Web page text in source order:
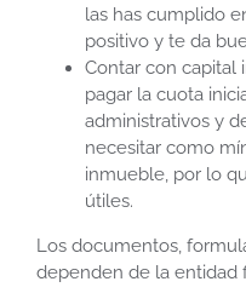
las has cumplido
positivo y te da
Contar con capital
pagar la cuota
administrativos y
necesitar como
inmueble, por lo
útiles.
Los documentos,
dependen de la entidad